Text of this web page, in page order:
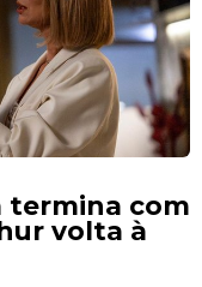
termina com
volta à